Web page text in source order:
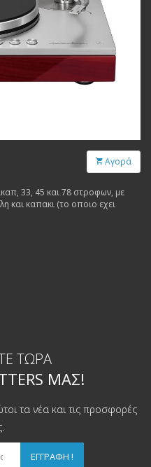
Αγορά
33, 45 και 78 στροφων, με
και καπακι (το οποιο εχει
ΤΏΡΑ
ΜΑΣ!
τα νέα και τις προσφορές
ΕΓΓΡΑΦΉ !